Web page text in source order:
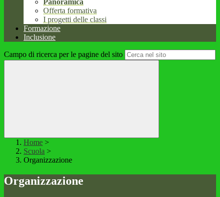
Panoramica
Offerta formativa
I progetti delle classi
Formazione
Inclusione
Campo di ricerca per le pagine del sito
Home >
Scuola >
Organizzazione
Organizzazione